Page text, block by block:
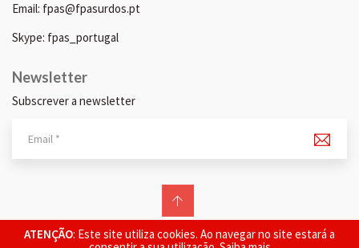
ATENÇÃO: Este site utiliza cookies. Ao navegar no site estará a
Email: fpas@fpasurdos.pt
Skype: fpas_portugal
Newsletter
Subscrever a newsletter
© 2026 FPAS. Todos os direitos reservados.